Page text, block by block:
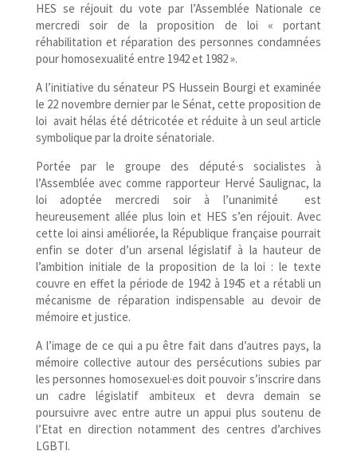
HES se réjouit du vote par l’Assemblée Nationale ce
mercredi soir de la proposition de loi « portant
réhabilitation et réparation des personnes condamnées
pour homosexualité entre 1942 et 1982 ».
A l’initiative du sénateur PS Hussein Bourgi et examinée
le 22 novembre dernier par le Sénat, cette proposition de
loi avait hélas été détricotée et réduite à un seul article
symbolique par la droite sénatoriale.
Portée par le groupe des député·s socialistes à
l’Assemblée avec comme rapporteur Hervé Saulignac, la
loi adoptée mercredi soir à l’unanimité est
heureusement allée plus loin et HES s’en réjouit. Avec
cette loi ainsi améliorée, la République française pourrait
enfin se doter d’un arsenal législatif à la hauteur de
l’ambition initiale de la proposition de la loi : le texte
couvre en effet la période de 1942 à 1945 et a rétabli un
mécanisme de réparation indispensable au devoir de
mémoire et justice.
A l’image de ce qui a pu être fait dans d’autres pays, la
mémoire collective autour des persécutions subies par
les personnes homosexuel·es doit pouvoir s’inscrire dans
un cadre législatif ambiteux et devra demain se
poursuivre avec entre autre un appui plus soutenu de
l’Etat en direction notamment des centres d’archives
LGBTI.